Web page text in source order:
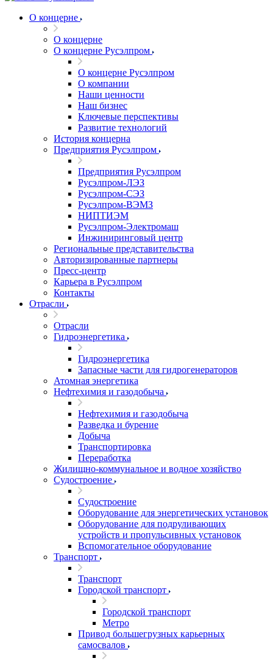
О концерне
О концерне
О концерне Русэлпром
О концерне Русэлпром
О компании
Наши ценности
Наш бизнес
Ключевые перспективы
Развитие технологий
История концерна
Предприятия Русэлпром
Предприятия Русэлпром
Русэлпром-ЛЭЗ
Русэлпром-СЭЗ
Русэлпром-ВЭМЗ
НИПТИЭМ
Русэлпром-Электромаш
Инжиниринговый центр
Региональные представительства
Авторизированные партнеры
Пресс-центр
Карьера в Русэлпром
Контакты
Отрасли
Отрасли
Гидроэнергетика
Гидроэнергетика
Запасные части для гидрогенераторов
Атомная энергетика
Нефтехимия и газодобыча
Нефтехимия и газодобыча
Разведка и бурение
Добыча
Транспортировка
Переработка
Жилищно-коммунальное и водное хозяйство
Судостроение
Судостроение
Оборудование для энергетических установок
Оборудование для подруливающих
устройств и пропульсивных установок
Вспомогательное оборудование
Транспорт
Транспорт
Городской транспорт
Городской транспорт
Метро
Привод большегрузных карьерных
самосвалов